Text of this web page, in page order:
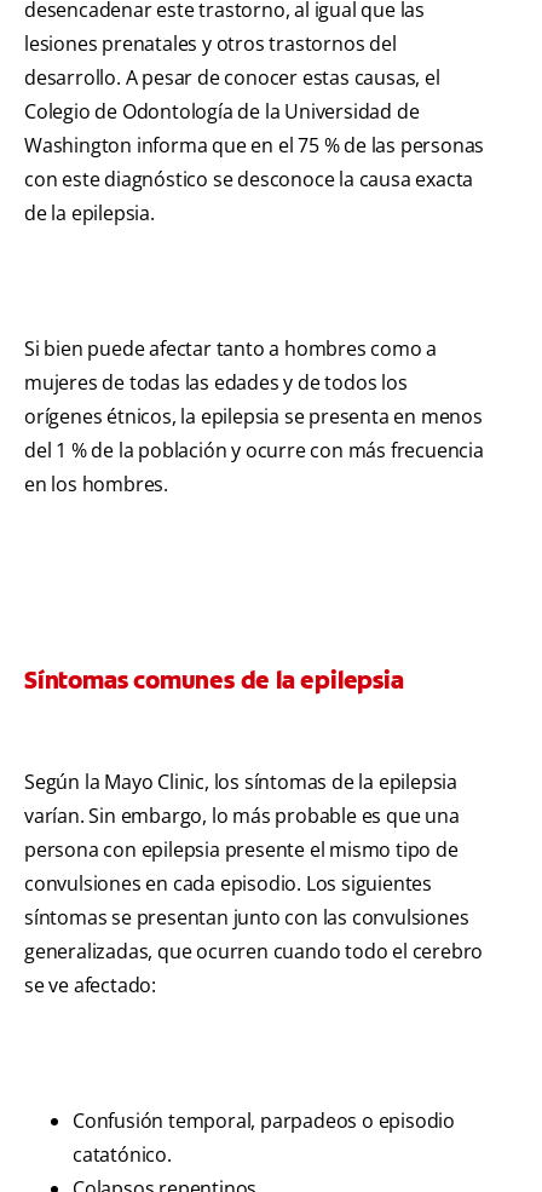
desencadenar este trastorno, al igual que las
lesiones prenatales y otros trastornos del
desarrollo. A pesar de conocer estas causas, el
Colegio de Odontología de la Universidad de
Washington informa que en el 75 % de las personas
con este diagnóstico se desconoce la causa exacta
de la epilepsia.
Si bien puede afectar tanto a hombres como a
mujeres de todas las edades y de todos los
orígenes étnicos, la epilepsia se presenta en menos
del 1 % de la población y ocurre con más frecuencia
en los hombres.
Síntomas comunes de la epilepsia
Según la Mayo Clinic, los síntomas de la epilepsia
varían. Sin embargo, lo más probable es que una
persona con epilepsia presente el mismo tipo de
convulsiones en cada episodio. Los siguientes
síntomas se presentan junto con las convulsiones
generalizadas, que ocurren cuando todo el cerebro
se ve afectado:
Confusión temporal, parpadeos o episodio
catatónico.